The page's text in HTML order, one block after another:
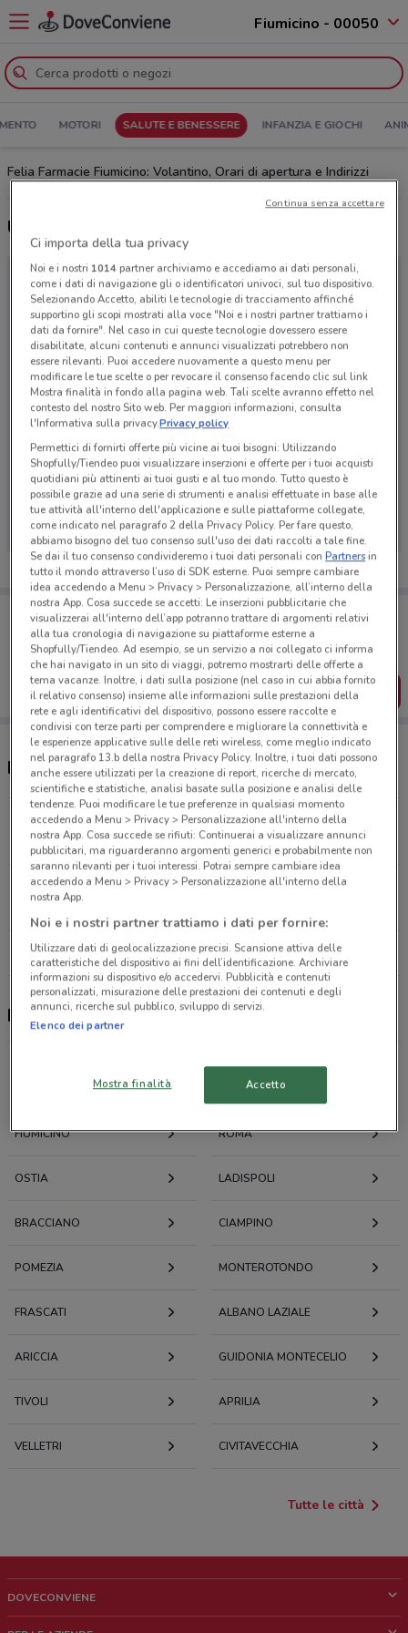
Fiumicino - 00050
MOTORI SALUTE E BENESSERE INFANZIA E GIOCHI
Felia Farmacie Fiumicino: Volantino, Orari di apertura e Indirizzi
Ultime offerte del volantino Felia Farmacie
Ci dispiace, al momento non abbiamo pubblicato
volantini nella tua zona. Riprova più tardi.
Porta DoveConviene sempre con te!
Puoi trovare le migliori offerte dei negozi vicino a te,
salvarle e creare la tua lista del risparmio, comodamente
dal tuo cellulare.
SCARICA L’APP
Negozi Felia Farmacie a Fiumicino
Viale Guglielmo Marconi, 640 Roma
14.8 km
Piazza Vittorio Emanuele II, 116/118 Roma
16.3 km
Tutti i negozi Felia Farmacie
Felia Farmacie, offerte e negozi
Offerte volantini e cataloghi per città nelle vicinanze
FIUMICINO ROMA
OSTIA LADISPOLI
BRACCIANO CIAMPINO
POMEZIA MONTEROTONDO
FRASCATI ALBANO LAZIALE
ARICCIA GUIDONIA MONTECELIO
TIVOLI APRILIA
VELLETRI CIVITAVECCHIA
Tutte le città
DOVECONVIENE
Ci importa della tua privacy
Noi e i nostri 1014partner archiviamo e accediamo ai dati personali,
come i dati di navigazione gli o identificatori univoci, sul tuo dispositivo.
Selezionando Accetto, abiliti le tecnologie di tracciamento affinché
supportino gli scopi mostrati alla voce "Noi e i nostri partner trattiamo i
dati da fornire". Nel caso in cui queste tecnologie dovessero essere
disabilitate, alcuni contenuti e annunci visualizzati potrebbero non
essere rilevanti. Puoi accedere nuovamente a questo menu per
modificare le tue scelte o per revocare il consenso facendo clic sul link
Mostra finalità in fondo alla pagina web. Tali scelte avranno effetto nel
contesto del nostro Sito web. Per maggiori informazioni, consulta
l'Informativa sulla privacy.Privacy policy
Permettici di fornirti offerte più vicine ai tuoi bisogni: Utilizzando
Shopfully/Tiendeo puoi visualizzare inserzioni e offerte per i tuoi acquisti
quotidiani più attinenti ai tuoi gusti e al tuo mondo. Tutto questo è
possibile grazie ad una serie di strumenti e analisi effettuate in base alle
tue attività all'interno dell'applicazione e sulle piattaforme collegate,
come indicato nel paragrafo 2 della Privacy Policy. Per fare questo,
abbiamo bisogno del tuo consenso sull'uso dei dati raccolti a tale fine.
Se dai il tuo consenso condivideremo i tuoi dati personali conPartnersin
tutto il mondo attraverso l’uso di SDK esterne. Puoi sempre cambiare
idea accedendo a Menu > Privacy > Personalizzazione, all’interno della
nostra App. Cosa succede se accetti: Le inserzioni pubblicitarie che
visualizzerai all'interno dell’app potranno trattare di argomenti relativi
alla tua cronologia di navigazione su piattaforme esterne a
Shopfully/Tiendeo. Ad esempio, se un servizio a noi collegato ci informa
che hai navigato in un sito di viaggi, potremo mostrarti delle offerte a
tema vacanze. Inoltre, i dati sulla posizione (nel caso in cui abbia fornito
il relativo consenso) insieme alle informazioni sulle prestazioni della
rete e agli identificativi del dispositivo, possono essere raccolte e
condivisi con terze parti per comprendere e migliorare la connettività e
le esperienze applicative sulle delle reti wireless, come meglio indicato
nel paragrafo 13.b della nostra Privacy Policy. Inoltre, i tuoi dati possono
anche essere utilizzati per la creazione di report, ricerche di mercato,
scientifiche e statistiche, analisi basate sulla posizione e analisi delle
tendenze. Puoi modificare le tue preferenze in qualsiasi momento
accedendo a Menu > Privacy > Personalizzazione all'interno della
nostra App. Cosa succede se rifiuti: Continuerai a visualizzare annunci
pubblicitari, ma riguarderanno argomenti generici e probabilmente non
saranno rilevanti per i tuoi interessi. Potrai sempre cambiare idea
accedendo a Menu > Privacy > Personalizzazione all'interno della
nostra App.
Noi e i nostri partner trattiamo i dati per fornire:
Utilizzare dati di geolocalizzazione precisi. Scansione attiva delle
caratteristiche del dispositivo ai fini dell’identificazione. Archiviare
informazioni su dispositivo e/o accedervi. Pubblicità e contenuti
personalizzati, misurazione delle prestazioni dei contenuti e degli
annunci, ricerche sul pubblico, sviluppo di servizi.
Elenco dei partner
Mostra finalità Accetto
Continua senza accettare